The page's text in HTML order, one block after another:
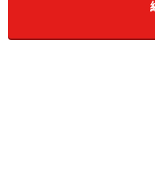
意！ ポイントがつく